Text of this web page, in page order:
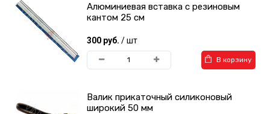
Алюминиевая вставка с резиновым
кантом 25 см
300 руб. / шт
В корзину
Валик прикаточный силиконовый
широкий 50 мм